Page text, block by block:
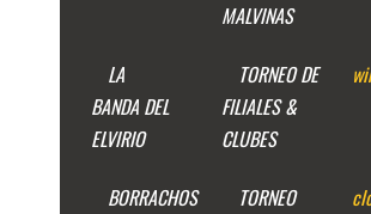
MALVINAS
LA
BANDA DEL
ELVIRIO
TORNEO DE
FILIALES &
CLUBES
BORRACHOS
TORNEO